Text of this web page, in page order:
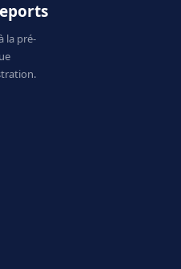
la pré-